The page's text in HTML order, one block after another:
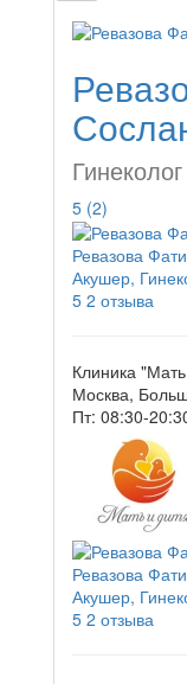
Гинеколог
5 (2)
Ревазова
Акушер,
5 2 отзыва
Клиника
Москва,
Пт: 08:30-
Ревазова
Акушер,
5 2 отзыва